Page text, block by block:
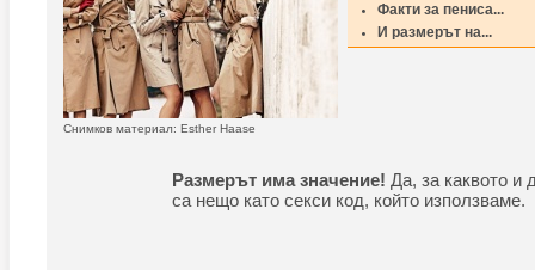
Факти за пениса...
И размерът на...
Снимков материал: Esther Haase
Размерът има значение! Да, за каквото и
са нещо като секси код, който използваме.